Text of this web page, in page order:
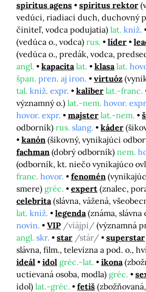
spiritus agens
spiritus rektor
vedúci, riadiaci duch, duchovný
činiteľ, vodca podujatia) lat. kniž.
(vedúca o., vodca) rus. líder
(vedúca o., predák, vodca,
angl.
kapacita lat. klasa lat.
špan. pren. aj iron. virtuóz
tal. kniž. expr. kaliber lat.-franc.
významný o.) lat.-nem. hovor.
hovor. expr.
majster lat.-nem.
odborník) rus. slang. káder
kanón (šikovný, vynikajúci
fachman (dobrý odborník) nem.
(odborník, kt. niečo vynikajúco
franc. hovor. fenomén
smere) gréc. expert (znalec,
celebrita (slávna, vážená,
lat. kniž. legenda (známa, slávna
novin.
VIP /víájpí/ (významná
angl. skr. star /stár/ superstar
slávna, film., televízna a pod. o.,
ideál
idol gréc.-lat. ikona
uctievaná osoba, modla) gréc.
idol) lat.-gréc. fetiš